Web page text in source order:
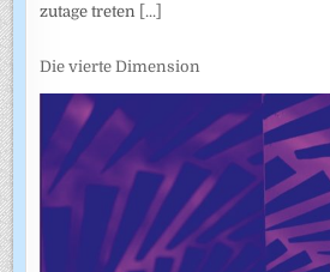
zutage treten [...]
Die vierte Dimension